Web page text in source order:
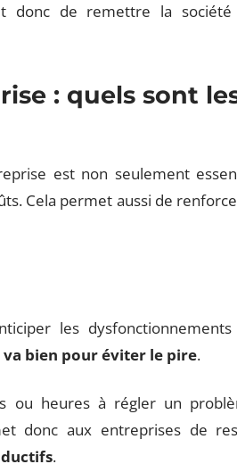
donc de remettre la
: quels sont
est non seulement
Cela permet aussi de
les
va bien pour éviter le pire.
ou heures à régler un
donc aux entreprises de
.